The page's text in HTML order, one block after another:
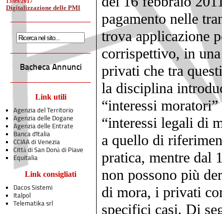
Digitalizzazione delle PMI
Bacheca Annunci
Link utili
Agenzia del Territorio
Agenzia delle Dogane
Agenzia delle Entrate
Banca d'Italia
CCIAA di Venezia
Città di San Donà di Piave
Equitalia
Link consigliati
Dacos Sistemi
Italpol
Telematika srl
pagamento nelle
trova applicazione
corrispettivo, in
privati che tra
la disciplina
“interessi
“interessi legali di
a quello di
pratica, mentre dal
non possono più
di mora, i privati
specifici casi. Di